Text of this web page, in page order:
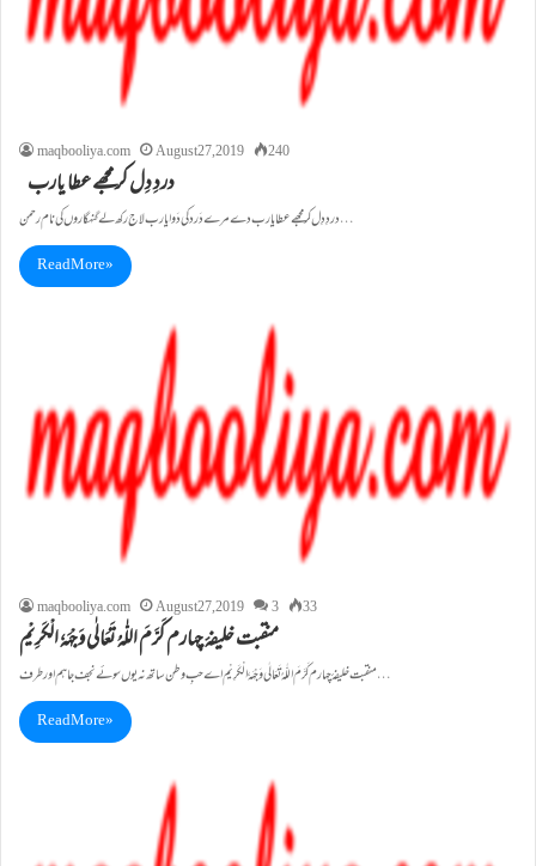
maqbooliya.com August 27, 2019 240
دردِ دِل کر مجھے عطا یارب
دردِ دِل کر مجھے عطا یارب دے مرے دَرد کی دَوا یارب لاج رکھ لے گنہگاروں کی نام رحمن…
Read More »
maqbooliya.com August 27, 2019 3 33
منقبت خلیفۂ چہارم کَرَّمَ اللّٰہُ تَعَالٰی وَجْہَہٗ الْکَرِیْم
منقبت خلیفۂ چہارم کَرَّمَ اللّٰہُ تَعَالٰی وَجْہَہٗ الْکَرِیْم اے حبِ وطن ساتھ نہ یوں سوئے نجف جا ہم اور طرف…
Read More »